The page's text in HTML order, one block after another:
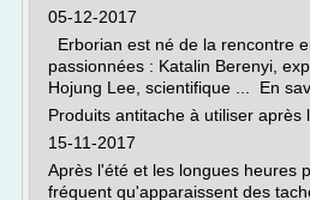
05-12-2017
Erborian est né de la rencontre
passionnées : Katalin Berenyi,
Hojung Lee, scientifique ... En
Produits antitache à utiliser après
15-11-2017
Après l'été et les longues heures
fréquent qu'apparaissent des